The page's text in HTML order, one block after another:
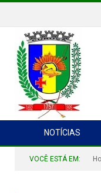
NOTÍCIAS
VOCÊ ESTÁ EM: